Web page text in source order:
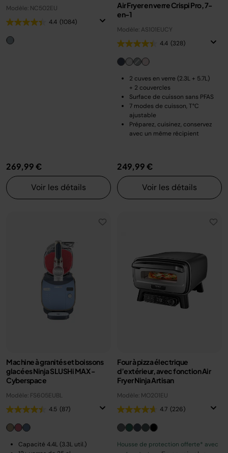
Modèle: NC502EU
4.4 (1084)
269,99 €
Voir les détails
Air Fryer en verre Crispi Pro, 7-
en-1
Modèle: AS101EUCY
4.4 (328)
2 cuves en verre (2.3L + 5.7L)
+ 2 couvercles
Surface de cuisson sans PFAS
7 modes de cuisson, T°C
ajustable
Préparez, cuisinez, conservez
avec un même récipient
249,99 €
Voir les détails
Machine à granités et boissons
glacées Ninja SLUSHi MAX -
Cyberspace
Modèle: FS605EUBL
4.5 (87)
Capacité 4.4L (3.3L util.)
Four à pizza électrique
d’extérieur, avec fonction Air
Fryer Ninja Artisan
Modèle: MO201EU
4.7 (226)
Housse de protection offerte* avec